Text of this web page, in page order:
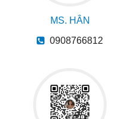
MS. HÂN
0908766812